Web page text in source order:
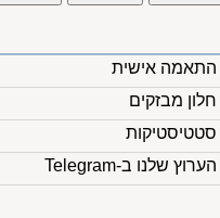
התאמה אישית
חלון מבזקים
סטטיסטיקות
הערוץ שלנו ב-Telegram